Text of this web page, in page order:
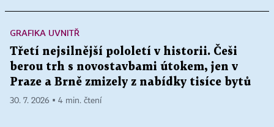
GRAFIKA UVNITŘ
Třetí nejsilnější pololetí v historii. Češi
berou trh s novostavbami útokem, jen v
Praze a Brně zmizely z nabídky tisíce bytů
30. 7. 2026 ▪ 4 min. čtení